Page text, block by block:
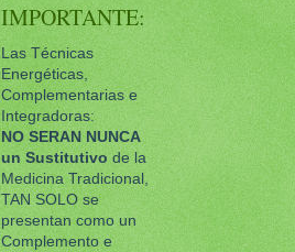
IMPORTANTE:
Las Técnicas
Energéticas,
Complementarias e
Integradoras:
NO SERAN NUNCA
unSustitutivode la
Medicina Tradicional,
TAN SOLO se
presentan como un
Complemento e